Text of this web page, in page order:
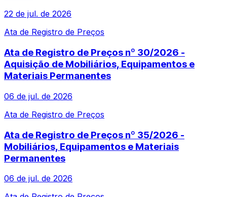
22 de jul. de 2026
Ata de Registro de Preços
Ata de Registro de Preços nº 30/2026 -
Aquisição de Mobiliários, Equipamentos e
Materiais Permanentes
06 de jul. de 2026
Ata de Registro de Preços
Ata de Registro de Preços nº 35/2026 -
Mobiliários, Equipamentos e Materiais
Permanentes
06 de jul. de 2026